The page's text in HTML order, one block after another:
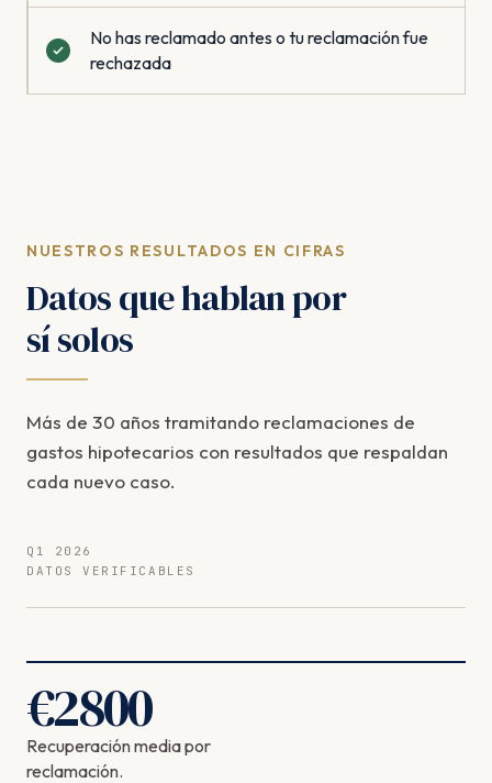
No has reclamado antes o tu reclamación fue
rechazada
NUESTROS RESULTADOS EN CIFRAS
Datos que hablan por
sí solos
Más de 30 años tramitando reclamaciones de
gastos hipotecarios con resultados que respaldan
cada nuevo caso.
Q1 2026
DATOS VERIFICABLES
€2800
Recuperación media por
reclamación.